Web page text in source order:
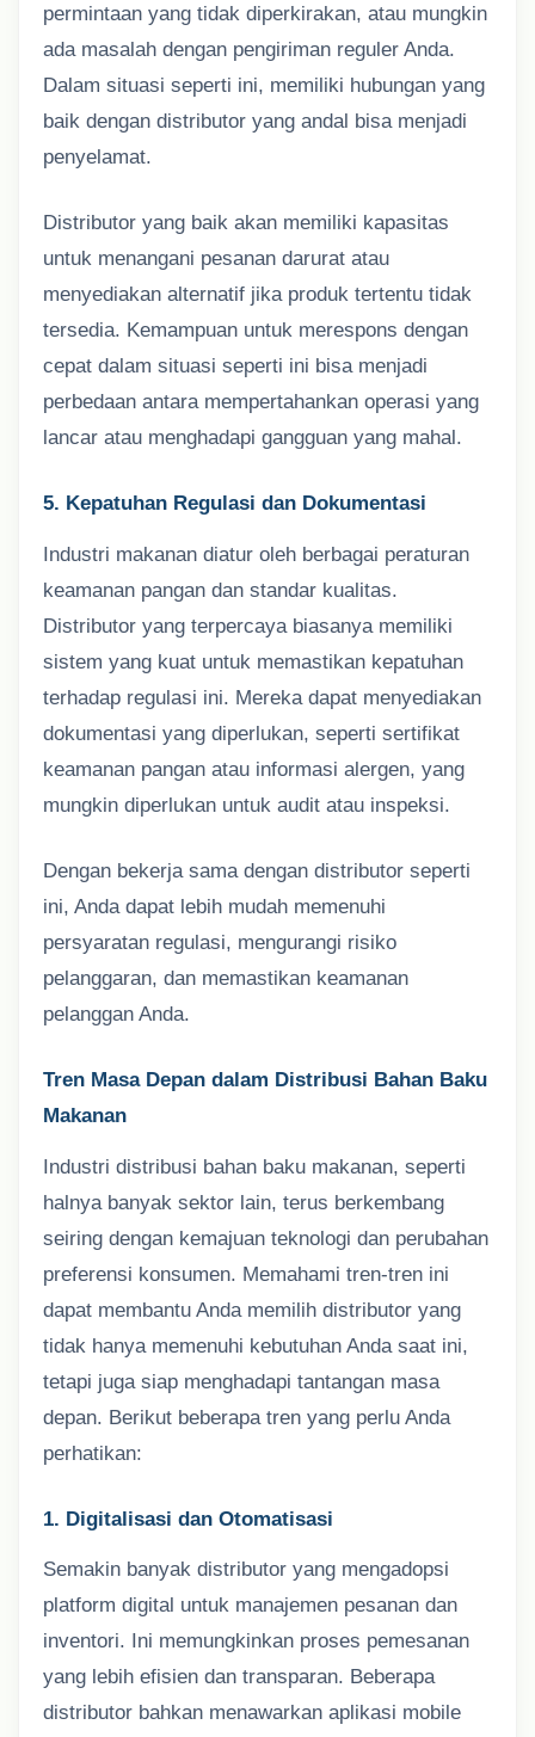
permintaan yang tidak diperkirakan, atau mungkin
ada masalah dengan pengiriman reguler Anda.
Dalam situasi seperti ini, memiliki hubungan yang
baik dengan distributor yang andal bisa menjadi
penyelamat.
Distributor yang baik akan memiliki kapasitas
untuk menangani pesanan darurat atau
menyediakan alternatif jika produk tertentu tidak
tersedia. Kemampuan untuk merespons dengan
cepat dalam situasi seperti ini bisa menjadi
perbedaan antara mempertahankan operasi yang
lancar atau menghadapi gangguan yang mahal.
5. Kepatuhan Regulasi dan Dokumentasi
Industri makanan diatur oleh berbagai peraturan
keamanan pangan dan standar kualitas.
Distributor yang terpercaya biasanya memiliki
sistem yang kuat untuk memastikan kepatuhan
terhadap regulasi ini. Mereka dapat menyediakan
dokumentasi yang diperlukan, seperti sertifikat
keamanan pangan atau informasi alergen, yang
mungkin diperlukan untuk audit atau inspeksi.
Dengan bekerja sama dengan distributor seperti
ini, Anda dapat lebih mudah memenuhi
persyaratan regulasi, mengurangi risiko
pelanggaran, dan memastikan keamanan
pelanggan Anda.
Tren Masa Depan dalam Distribusi Bahan Baku
Makanan
Industri distribusi bahan baku makanan, seperti
halnya banyak sektor lain, terus berkembang
seiring dengan kemajuan teknologi dan perubahan
preferensi konsumen. Memahami tren-tren ini
dapat membantu Anda memilih distributor yang
tidak hanya memenuhi kebutuhan Anda saat ini,
tetapi juga siap menghadapi tantangan masa
depan. Berikut beberapa tren yang perlu Anda
perhatikan:
1. Digitalisasi dan Otomatisasi
Semakin banyak distributor yang mengadopsi
platform digital untuk manajemen pesanan dan
inventori. Ini memungkinkan proses pemesanan
yang lebih efisien dan transparan. Beberapa
distributor bahkan menawarkan aplikasi mobile